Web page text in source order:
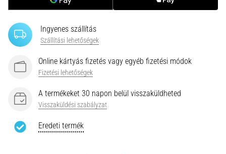
egyszer
minden
futót
elér,
legyen
amatőrről
vagy
Mik
Ingyenes szállítás
Szállítási lehetőségek
Online kártyás fizetés vagy egyéb fizetési módok
Fizetési lehetőségek
A termékeket 30 napon belül visszaküldheted
Visszaküldési szabályzat
Eredeti termék